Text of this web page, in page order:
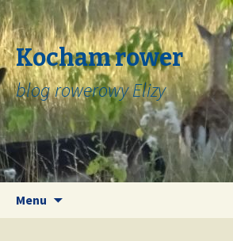
Kocham rower
blog rowerowy Elizy
Menu